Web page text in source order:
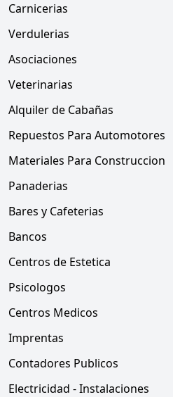
Carnicerias
Verdulerias
Asociaciones
Veterinarias
Alquiler de Cabañas
Repuestos Para Automotores
Materiales Para Construccion
Panaderias
Bares y Cafeterias
Bancos
Centros de Estetica
Psicologos
Centros Medicos
Imprentas
Contadores Publicos
Electricidad - Instalaciones